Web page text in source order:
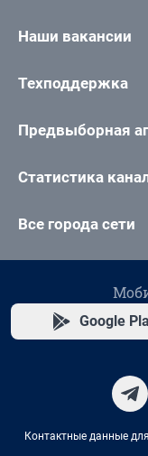
Наши вакансии
Техподдержка
Предвыборная
Статистика
Все города сети
Google
Контактные данные